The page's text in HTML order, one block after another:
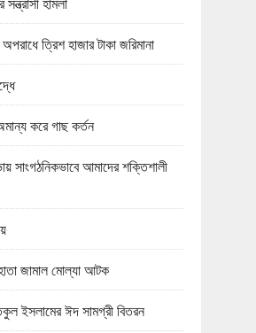
ত্রিশ হাজার টাকা জরিমানা
করে গাছ কর্তন
সাংগঠনিকভাবে আমাদের শক্তিশালী
জামাল মোল্যা আটক
ইসলামের ঈদ সামগ্রী বিতরন